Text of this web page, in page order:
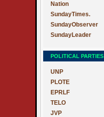
Nation
SundayTimes.
SundayObserver
SundayLeader
POLITICAL PARTIES
UNP
PLOTE
EPRLF
TELO
JVP